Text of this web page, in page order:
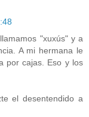
"xuxús" y a
A mi hermana le
por cajas. Eso y los
el desentendido a